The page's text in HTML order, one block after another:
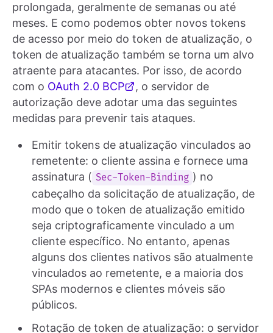
prolongada, geralmente de semanas ou até
meses. E como podemos obter novos tokens
de acesso por meio do token de atualização, o
token de atualização também se torna um alvo
atraente para atacantes. Por isso, de acordo
com o OAuth 2.0 BCP
, o servidor de
autorização deve adotar uma das seguintes
medidas para prevenir tais ataques.
Emitir tokens de atualização vinculados ao
remetente: o cliente assina e fornece uma
assinatura ( Sec-Token-Binding ) no
cabeçalho da solicitação de atualização, de
modo que o token de atualização emitido
seja criptograficamente vinculado a um
cliente específico. No entanto, apenas
alguns dos clientes nativos são atualmente
vinculados ao remetente, e a maioria dos
SPAs modernos e clientes móveis são
públicos.
Rotação de token de atualização: o servidor